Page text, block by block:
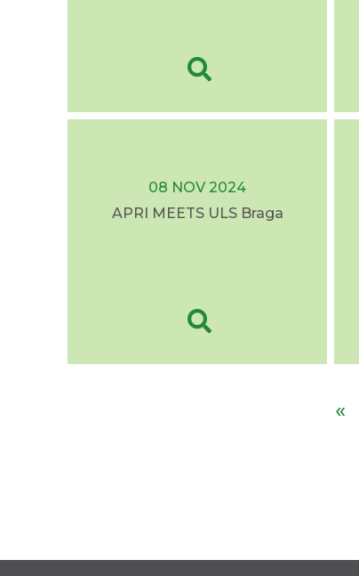
08 NOV 2024
APRI MEETS ULS Braga
«